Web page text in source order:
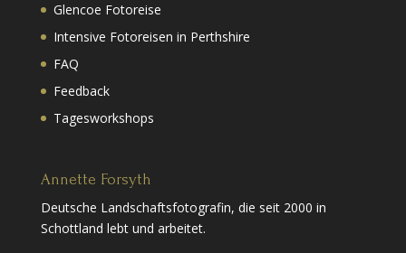
Glencoe Fotoreise
Intensive Fotoreisen in Perthshire
FAQ
Feedback
Tagesworkshops
Annette Forsyth
Deutsche Landschaftsfotografin, die seit 2000 in
Schottland lebt und arbeitet.